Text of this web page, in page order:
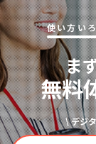
使い⽅い
ま
無料
\ デジ